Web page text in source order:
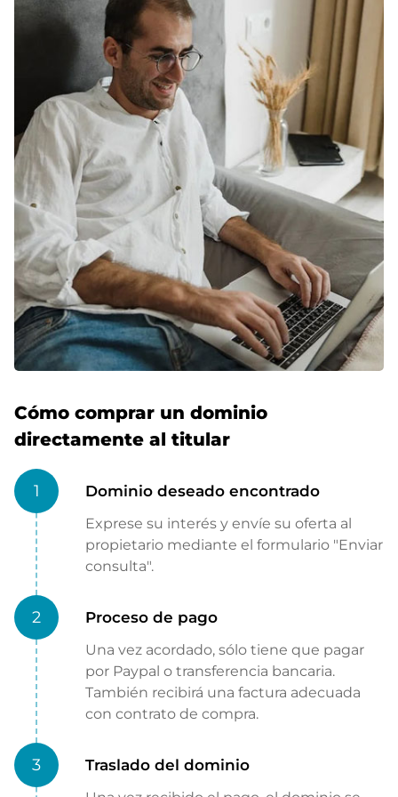
Cómo comprar un dominio
directamente al titular
1 Dominio deseado encontrado
Exprese su interés y envíe su oferta al
propietario mediante el formulario "Enviar
consulta".
2 Proceso de pago
Una vez acordado, sólo tiene que pagar
por Paypal o transferencia bancaria.
También recibirá una factura adecuada
con contrato de compra.
3 Traslado del dominio